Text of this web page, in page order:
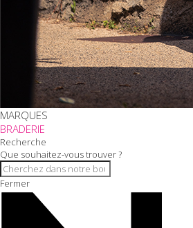
MARQUES
BRADERIE
Recherche
Que souhaitez-vous trouver ?
Fermer